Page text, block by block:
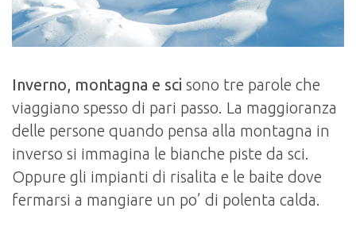
Inverno, montagna e sci sono tre parole che
viaggiano spesso di pari passo. La maggioranza
delle persone quando pensa alla montagna in
inverso si immagina le bianche piste da sci.
Oppure gli impianti di risalita e le baite dove
fermarsi a mangiare un po’ di polenta calda.